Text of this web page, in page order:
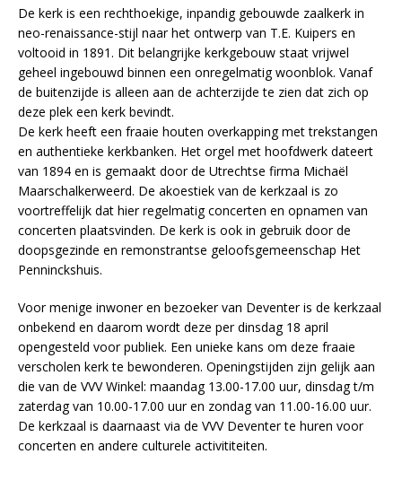
De kerk is een rechthoekige, inpandig gebouwde zaalkerk in
neo-renaissance-stijl naar het ontwerp van T.E. Kuipers en
voltooid in 1891. Dit belangrijke kerkgebouw staat vrijwel
geheel ingebouwd binnen een onregelmatig woonblok. Vanaf
de buitenzijde is alleen aan de achterzijde te zien dat zich op
deze plek een kerk bevindt.
De kerk heeft een fraaie houten overkapping met trekstangen
en authentieke kerkbanken. Het orgel met hoofdwerk dateert
van 1894 en is gemaakt door de Utrechtse firma Michaël
Maarschalkerweerd. De akoestiek van de kerkzaal is zo
voortreffelijk dat hier regelmatig concerten en opnamen van
concerten plaatsvinden. De kerk is ook in gebruik door de
doopsgezinde en remonstrantse geloofsgemeenschap Het
Penninckshuis.
Voor menige inwoner en bezoeker van Deventer is de kerkzaal
onbekend en daarom wordt deze per dinsdag 18 april
opengesteld voor publiek. Een unieke kans om deze fraaie
verscholen kerk te bewonderen. Openingstijden zijn gelijk aan
die van de VVV Winkel: maandag 13.00-17.00 uur, dinsdag t/m
zaterdag van 10.00-17.00 uur en zondag van 11.00-16.00 uur.
De kerkzaal is daarnaast via de VVV Deventer te huren voor
concerten en andere culturele activititeiten.